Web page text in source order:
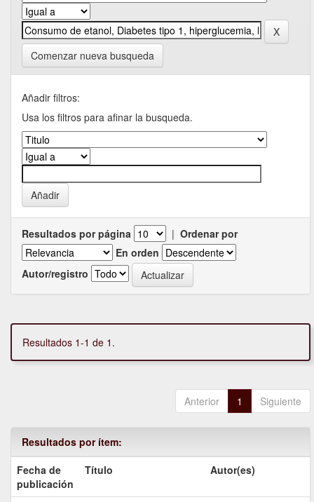
Comenzar nueva busqueda
Añadir filtros:
Usa los filtros para afinar la busqueda.
Resultados por página | Ordenar por
En orden
Autor/registro
Resultados 1-1 de 1.
Anterior 1 Siguiente
Resultados por ítem:
Fecha de
publicación
Título Autor(es)